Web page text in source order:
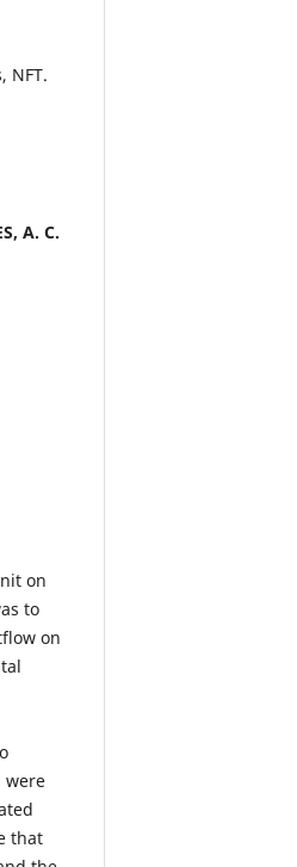
NFT.
A. C.
on
to
on
were
that